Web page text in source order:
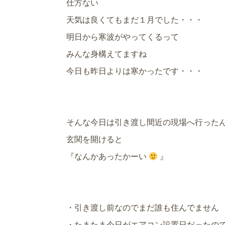
仕方ない
天気は良くてもまだ１月でした・・・
明日から寒波がやってくるって
みんな身構えてますね
今日も昨日よりは寒かったです・・・
そんな今日は引き渡し間近の現場へ行った
玄関を開けると
『なんかあったかーい
』
・引き渡し前なのでまだ誰も住んでません